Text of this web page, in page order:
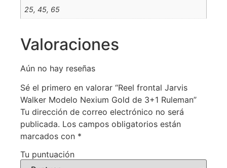
25, 45, 65
Valoraciones
Aún no hay reseñas
Sé el primero en valorar “Reel frontal Jarvis
Walker Modelo Nexium Gold de 3+1 Ruleman”
Tu dirección de correo electrónico no será
publicada. Los campos obligatorios están
marcados con *
Tu puntuación